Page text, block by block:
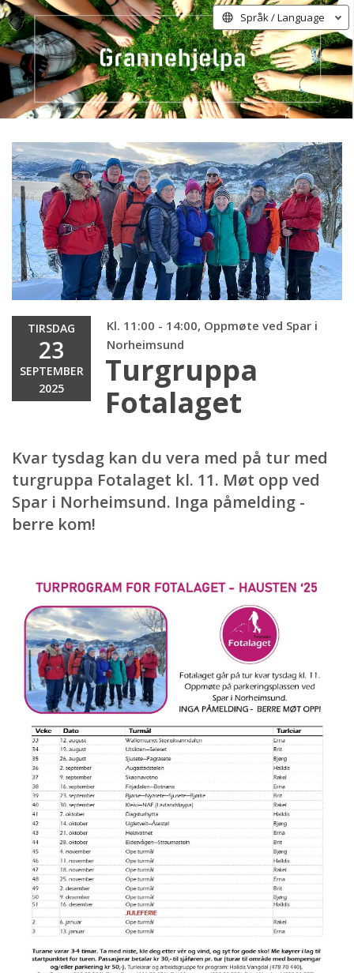
Språk / Language
TIRSDAG
23
SEPTEMBER
2025
Kl. 11:00 - 14:00, Oppmøte ved Spar i
Norheimsund
Turgruppa
Fotalaget
Kvar tysdag kan du vera med på tur med
turgruppa Fotalaget kl. 11. Møt opp ved
Spar i Norheimsund. Inga påmelding -
berre kom!